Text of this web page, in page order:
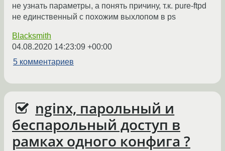
не узнать параметры, а понять причину, т.к. pure-ftpd
не единственный с похожим выхлопом в ps
Blacksmith
04.08.2020 14:23:09 +00:00
5 комментариев
nginx, парольный и
беспарольный доступ в
рамках одного конфига ?